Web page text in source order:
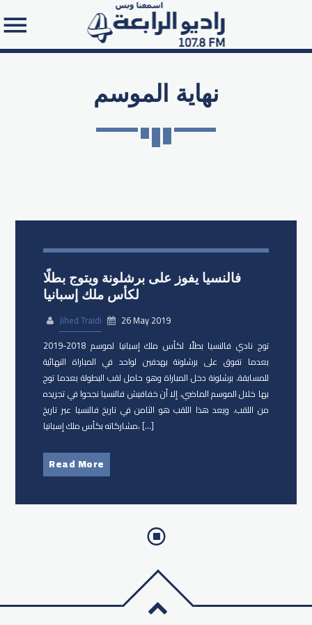
نهاية الموسم
فالنسيا يفوز على برشلونة ويتوج بطلًا
لكأس ملك إسبانيا
Jihed Traidi
26 May 2019
توج نادي فالنسيا بطلًا لكأس ملك إسبانيا لموسم 2018-2019
بعدما تفوق على برشلونة بهدفين لواحد في المباراة النهائية
للمسابقة. برشلونة دخل المباراة وهو حامل لقب البطولة بعدما توج
بها خلال الموسم الماضي، إلا أن خفافيش فالنسيا نجحوا في تجريده
من اللقب. ويعد هذا اللقب هو الثامن في تاريخ فالنسيا عبر تاريخ
مشاركاته بكأس ملك إسبانيا، […]
Read More